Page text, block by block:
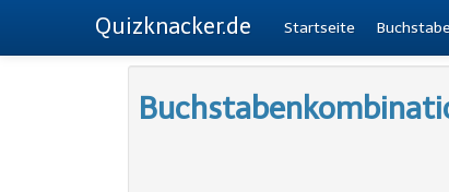
Quizknacker.de Startseite